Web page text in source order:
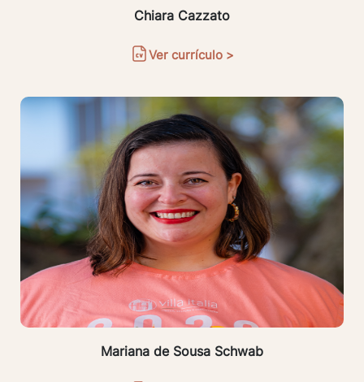
Chiara Cazzato
Ver currículo >
Mariana de Sousa Schwab